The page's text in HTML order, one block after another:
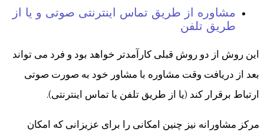
مشاوره از طریق تماس اینترنتی صوتی و یا از
طریق تلفن
این روش از دو روش قبلی کارآمدتر خواهد بود و فرد می تواند
بعد از دریافت وقت مشاوره با مشاور خود به صورت صوتی
ارتباط برقرار کند (یا از طریق تلفن یا تماس اینترنتی).
مرکز مشاورانه نیز چنین امکانی را برای عزیزانی که امکان